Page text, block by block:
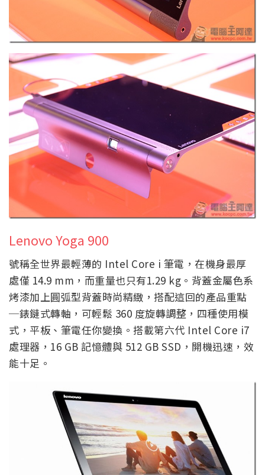
Lenovo Yoga 900
號稱全世界最輕薄的 Intel Core i 筆電，在機身最厚
處僅 14.9 mm，而重量也只有1.29 kg。背蓋金屬色系
烤漆加上圓弧型背蓋時尚精緻，搭配這回的產品重點
─錶鏈式轉軸，可輕鬆 360 度旋轉調整，四種使用模
式，平板、筆電任你變換。搭載第六代 Intel Core i7
處理器，16 GB 記憶體與 512 GB SSD，開機迅速，效
能十足。